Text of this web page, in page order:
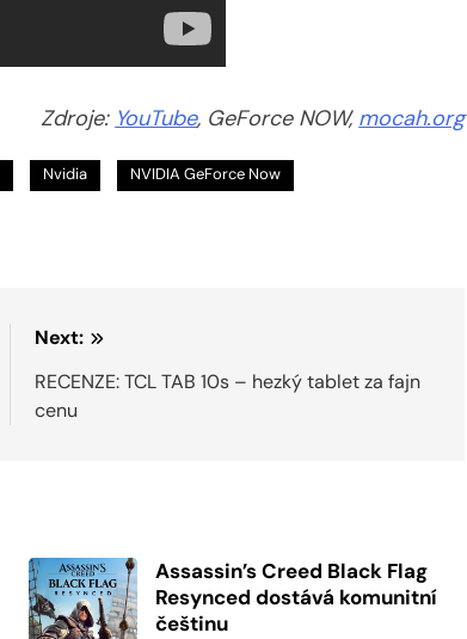
Zdroje: YouTube, GeForce NOW, mocah.org
Nvidia NVIDIA GeForce Now
Next:
RECENZE: TCL TAB 10s – hezký tablet za fajn
cenu
Assassin’s Creed Black Flag
Resynced dostává komunitní
češtinu